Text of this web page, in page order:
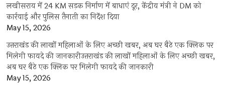
लखीसराय में 24 KM सड़क निर्माण में बाधाएं दूर, केंद्रीय मंत्री ने DM को
कार्रवाई और पुलिस तैनाती का निर्देश दिया
May 15, 2026
उत्तराखंड की लाखों महिलाओं के लिए अच्छी खबर, अब घर बैठे एक क्लिक पर
मिलेगी फायदे की जानकारीउत्तराखंड की लाखों महिलाओं के लिए अच्छी खबर,
अब घर बैठे एक क्लिक पर मिलेगी फायदे की जानकारी
May 15, 2026